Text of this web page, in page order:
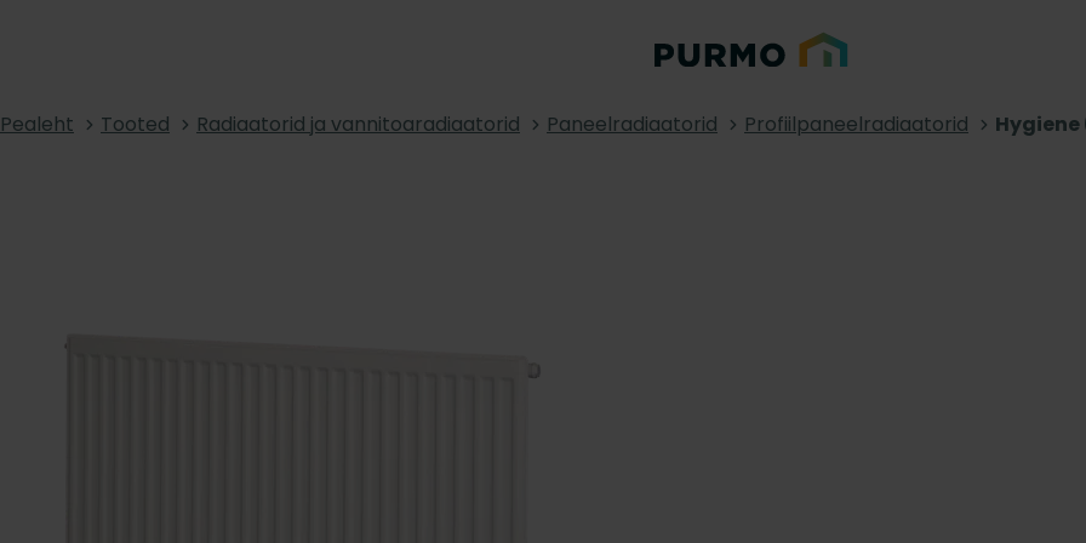
Pealeht Tooted Radiaatorid ja vannitoaradiaatorid Paneelradiaatorid Profiilpaneelradiaatorid Hygiene